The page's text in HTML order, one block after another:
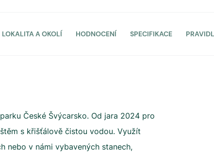
LOKALITA A OKOLÍ HODNOCENÍ SPECIFIKACE
České Švýcarsko. Od jara 2024 pro
s křišťálově čistou vodou. Využít
nebo v námi vybavených stanech,